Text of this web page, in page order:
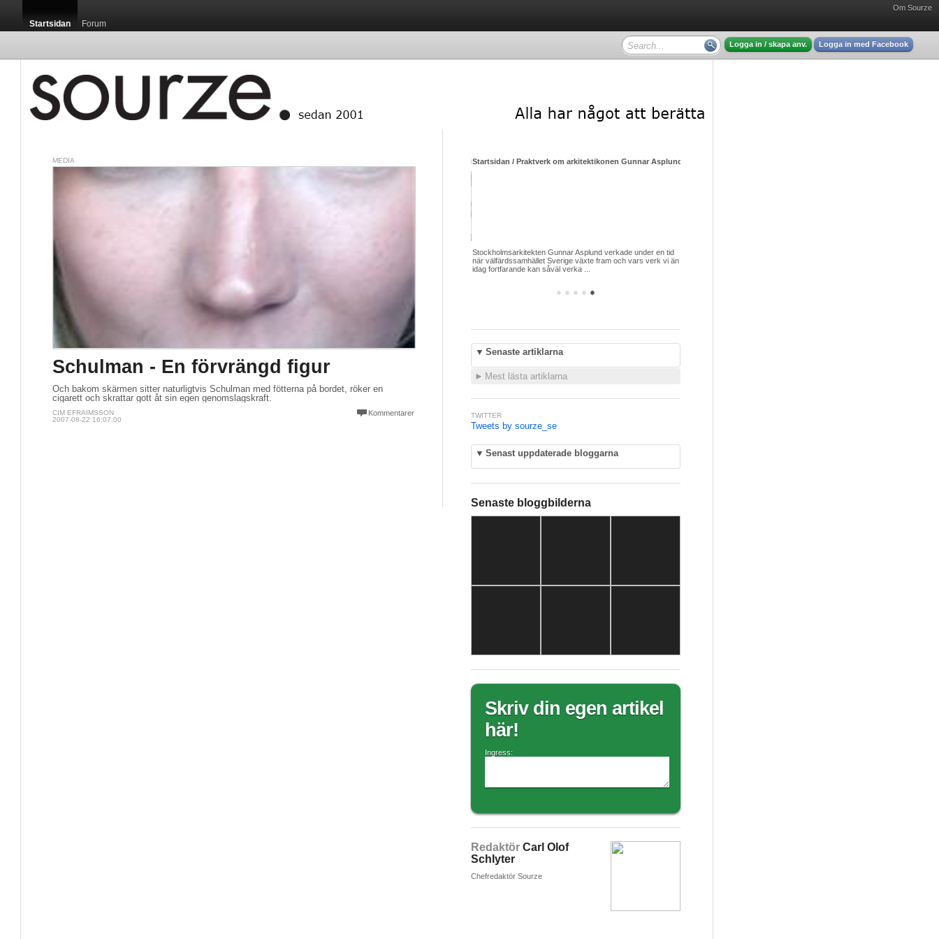
Om Sourze
Startsidan Forum
Logga in / skapa anv. Logga in med Facebook
MEDIA
Schulman - En förvrängd figur
Och bakom skärmen sitter naturligtvis Schulman med fötterna på bordet, röker en
cigarett och skrattar gott åt sin egen genomslagskraft.
Kommentarer
CIM EFRAIMSSON
2007-08-22 16:07:00
● ● ● ● ●
Startsidan / Hyperhidros – överdriven svettning – ett socialt gissel men hjälp finns att fåStartsidan / Praktverk om arkitektikonen Gunnar Asplund - mycket intressant läsning
Stockholmsarkitekten Gunnar Asplund verkade under en tid
när välfärdssamhället Sverige växte fram och vars verk vi än
idag fortfarande kan såväl verka ...
▼ Senaste artiklarna
► Mest lästa artiklarna
TWITTER
Tweets by sourze_se
▼ Senast uppdaterade bloggarna
Senaste bloggbilderna
Skriv din egen artikel
här!
Ingress:
Redaktör Carl Olof
Schlyter
Chefredaktör Sourze